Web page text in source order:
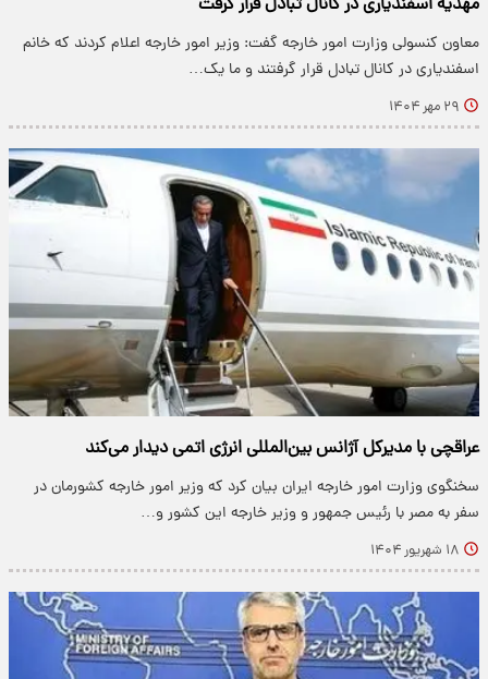
معاون کنسولی وزارت امور خارجه گفت: وزیر امور خارجه اعلام کردند که خانم
اسفندیاری در کانال تبادل قرار گرفتند و ما یک…
۲۹ مهر ۱۴۰۴
عراقچی با مدیرکل آژانس بین‌المللی انرژی اتمی دیدار می‌کند
سخنگوی وزارت امور خارجه ایران بیان کرد که وزیر امور خارجه کشورمان در
سفر به مصر با رئیس جمهور و وزیر خارجه این کشور و…
۱۸ شهریور ۱۴۰۴